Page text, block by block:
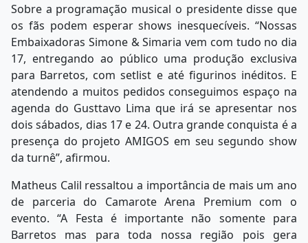
Sobre a programação musical o presidente disse que
os fãs podem esperar shows inesquecíveis. “Nossas
Embaixadoras Simone & Simaria vem com tudo no dia
17, entregando ao público uma produção exclusiva
para Barretos, com setlist e até figurinos inéditos. E
atendendo a muitos pedidos conseguimos espaço na
agenda do Gusttavo Lima que irá se apresentar nos
dois sábados, dias 17 e 24. Outra grande conquista é a
presença do projeto AMIGOS em seu segundo show
da turnê”, afirmou.
Matheus Calil ressaltou a importância de mais um ano
de parceria do Camarote Arena Premium com o
evento. “A Festa é importante não somente para
Barretos mas para toda nossa região pois gera